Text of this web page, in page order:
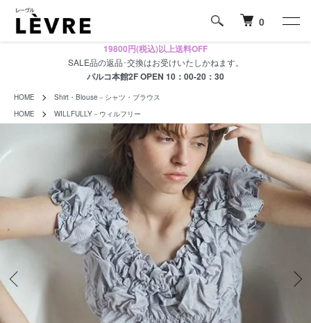
0
19800円(税込)以上送料OFF
SALE品の返品･交換はお受けいたしかねます。
パルコ本館2F OPEN 10：00-20：30
HOME
Shirt・Blouse－シャツ・ブラウス
HOME
WILLFULLY－ウィルフリー